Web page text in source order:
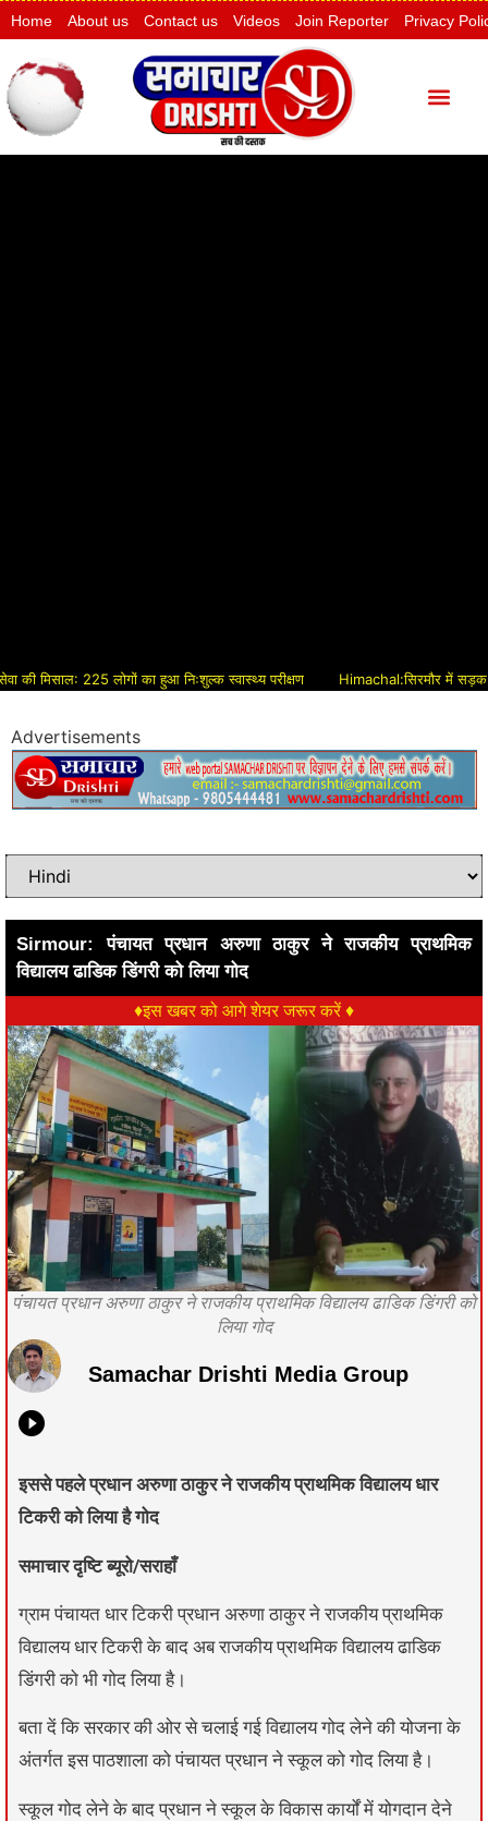
Home About us Contact us Videos Join Reporter Privacy
225 लोगों का हुआ निःशुल्क स्वास्थ्य परीक्षण Himachal:सिरमौर में सड़क विकास
Advertisements
Sirmour: पंचायत प्रधान अरुणा ठाकुर ने राजकीय प्राथमिक
विद्यालय ढाडिक डिंगरी को लिया गोद
♦इस खबर को आगे शेयर जरूर करें ♦
पंचायत प्रधान अरुणा ठाकुर ने राजकीय प्राथमिक विद्यालय ढाडिक डिंगरी को
लिया गोद
Samachar Drishti Media Group
इससे पहले प्रधान अरुणा ठाकुर ने राजकीय प्राथमिक विद्यालय धार
टिकरी को लिया है गोद
समाचार दृष्टि ब्यूरो/सराहाँ
ग्राम पंचायत धार टिकरी प्रधान अरुणा ठाकुर ने राजकीय प्राथमिक
विद्यालय धार टिकरी के बाद अब राजकीय प्राथमिक विद्यालय ढाडिक
डिंगरी को भी गोद लिया है।
बता दें कि सरकार की ओर से चलाई गई विद्यालय गोद लेने की योजना के
अंतर्गत इस पाठशाला को पंचायत प्रधान ने स्कूल को गोद लिया है।
स्कूल गोद लेने के बाद प्रधान ने स्कूल के विकास कार्यों में योगदान देने